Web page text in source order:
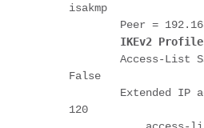
isakmp
Peer =
IKEv2
False
120